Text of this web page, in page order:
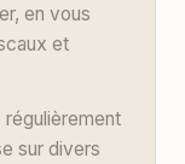
en vous
et
régulièrement
sur divers